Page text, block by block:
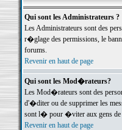
Qui sont les Administrateurs ?
Les Administrateurs sont des
r�glage des permissions, le
forums.
Revenir en haut de page
Qui sont les Mod�rateurs?
Les Mod�rateurs sont des
d'�diter ou de supprimer les
sont l� pour �viter aux gens de
Revenir en haut de page